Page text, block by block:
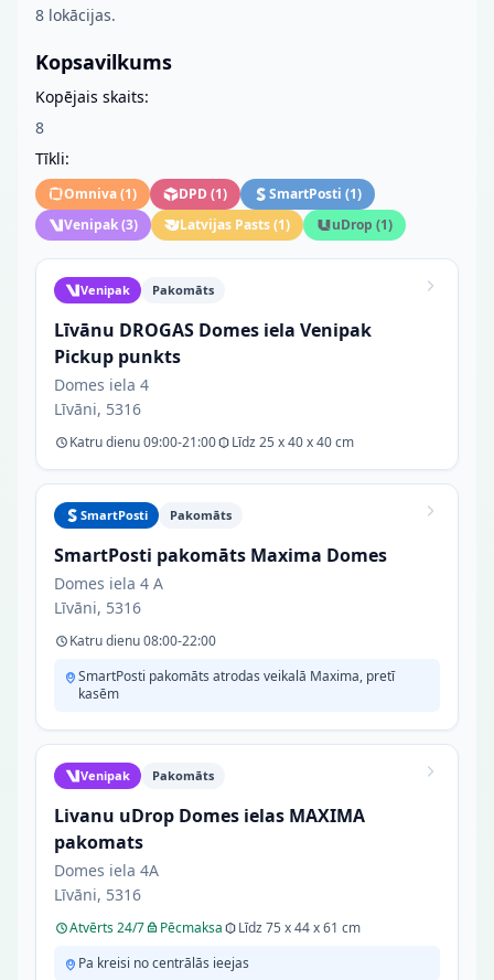
8 lokācijas.
Kopsavilkums
Kopējais skaits:
8
Tīkli:
Omniva(1) DPD(1) SmartPosti (1)
Venipak(3) Latvijas Pasts(1) uDrop (1)
Venipak Pakomāts
Līvānu DROGAS Domes iela Venipak
Pickup punkts
Domes iela 4
Līvāni, 5316
Katru dienu 09:00-21:00 Līdz 25 x 40 x 40 cm
SmartPosti Pakomāts
SmartPosti pakomāts Maxima Domes
Domes iela 4 A
Līvāni, 5316
Katru dienu 08:00-22:00
SmartPosti pakomāts atrodas veikalā Maxima, pretī
kasēm
Venipak Pakomāts
Livanu uDrop Domes ielas MAXIMA
pakomats
Domes iela 4A
Līvāni, 5316
Atvērts 24/7 Pēcmaksa
Līdz 75 x 44 x 61 cm
Pa kreisi no centrālās ieejas